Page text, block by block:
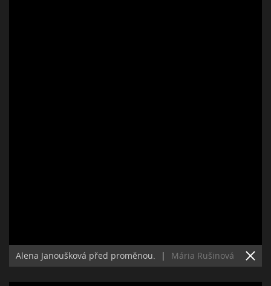
Alena Janoušková před proměnou. | Mária Rušinová